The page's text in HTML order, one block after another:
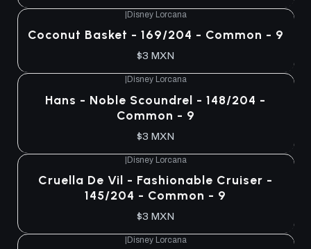
Disney Lorcana
Coconut Basket - 169/204 - Common - 9
$3 MXN
Disney Lorcana
Hans - Noble Scoundrel - 148/204 -
Common - 9
$3 MXN
|Disney Lorcana
Cruella De Vil - Fashionable Cruiser -
145/204 - Common - 9
$3 MXN
Disney Lorcana